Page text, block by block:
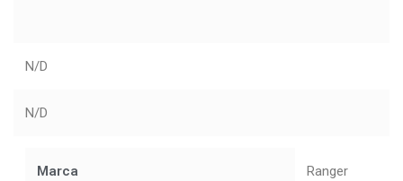
N/D
N/D
Marca Ranger